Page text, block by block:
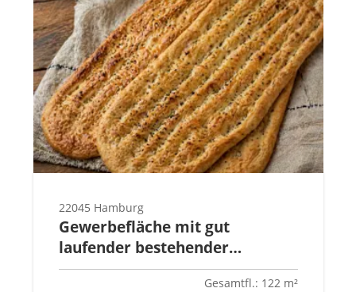
22045 Hamburg
Gewerbefläche mit gut
laufender bestehender
Bäckerei (afghanisch/iranisch)
Gesamtfl.: 122 m²